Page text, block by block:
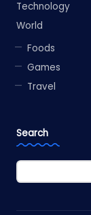
Technology
World
Foods
Games
Travel
Search